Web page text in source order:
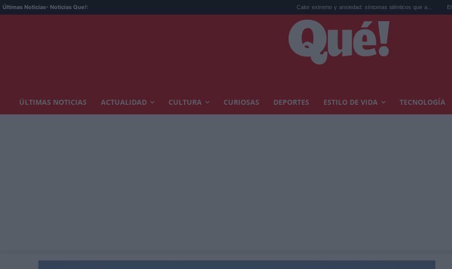
Últimas Noticias- Noticias Que!: Calor extremo y ansiedad: síntomas idénticos que a... El precio de la
ÚLTIMAS NOTICIAS ACTUALIDAD CULTURA CURIOSAS DEPORTES ESTILO DE VIDA TECNOLOGÍA